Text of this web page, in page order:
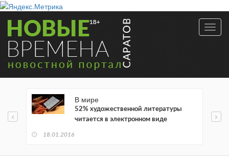
В мире
52% художественной литературы
читается в электронном виде
18.01.2016